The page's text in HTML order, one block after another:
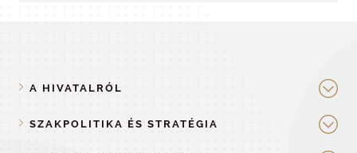
A HIVATALRÓL
SZAKPOLITIKA ÉS STRATÉGIA